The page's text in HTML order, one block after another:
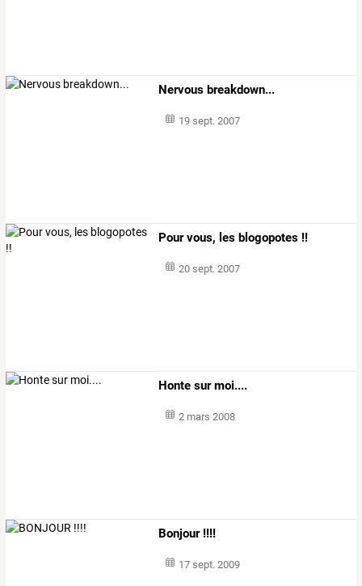
Nervous breakdown...
19 sept. 2007
Pour vous, les blogopotes !!
20 sept. 2007
Honte sur moi....
2 mars 2008
Bonjour !!!!
17 sept. 2009